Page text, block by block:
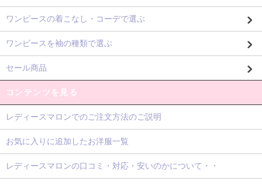
ワンピースの着こなし・コーデで選ぶ
ワンピースを袖の種類で選ぶ
セール商品
コンテンツを見る
レディースマロンでのご注文方法のご説明
お気に入りに追加したお洋服一覧
レディースマロンの口コミ・対応・安いのかについて・・